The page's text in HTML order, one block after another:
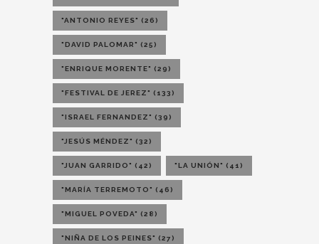
"ANTONIO REYES" (26)
"DAVID PALOMAR" (25)
"ENRIQUE MORENTE" (29)
"FESTIVAL DE JEREZ" (133)
"ISRAEL FERNANDEZ" (39)
"JESÚS MÉNDEZ" (32)
"JUAN GARRIDO" (42) "LA UNIÓN" (41)
"MARÍA TERREMOTO" (46)
"MIGUEL POVEDA" (28)
"NIÑA DE LOS PEINES" (27)